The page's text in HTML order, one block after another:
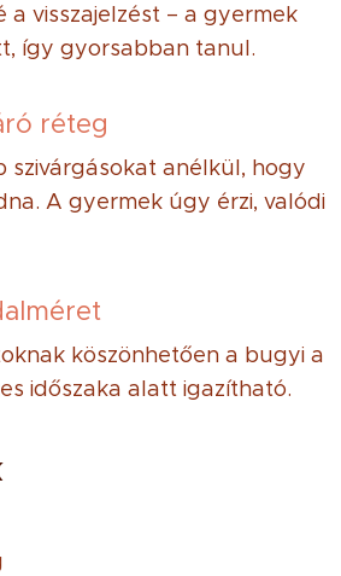
a visszajelzést – a gyermek
így gyorsabban tanul.
réteg
szivárgásokat anélkül, hogy
A gyermek úgy érzi, valódi
köszönhetően a bugyi a
időszaka alatt igazítható.